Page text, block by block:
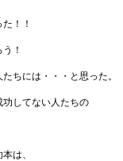
！！
！
ちには・・・と思った。
してない人たちの
は、